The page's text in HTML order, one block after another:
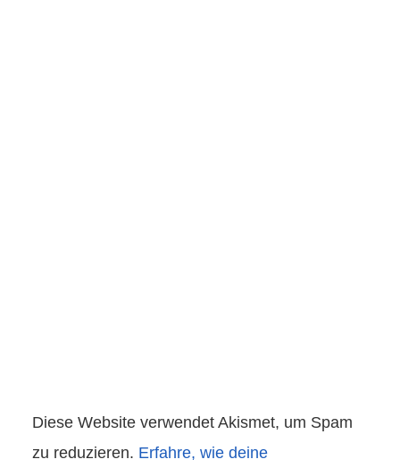
Diese Website verwendet Akismet, um Spam
zu reduzieren. Erfahre, wie deine